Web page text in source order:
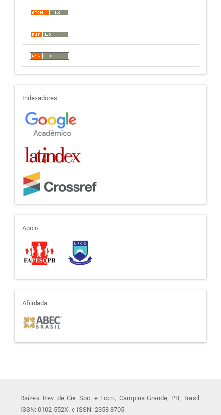
indexadores
Indexadores
apoio
Apoio
afiliada
Afilidada
Raízes: Rev. de Cie. Soc. e Econ., Campina Grande, PB, Brasil.
ISSN: 0102-552X. e-ISSN: 2358-8705.